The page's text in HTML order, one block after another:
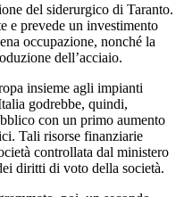
del siderurgico di Taranto.
e prevede un investimento
occupazione, nonché la
dell’acciaio.
insieme agli impianti
godrebbe, quindi,
con un primo aumento
Tali risorse finanziarie
controllata dal ministero
diritti di voto della società.